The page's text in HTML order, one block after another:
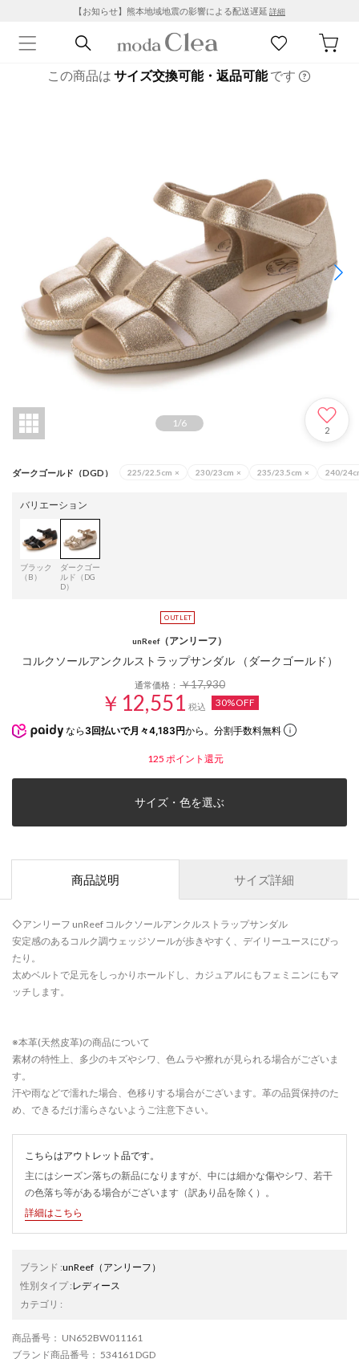
【お知らせ】熊本地域地震の影響による配送遅延 詳細
この商品は サイズ交換可能・返品可能です
1/6
2
ダークゴールド（DGD） 225/22.5cm × 230/23cm × 235/23.5cm × 240/
バリエーション
ブラック
（B）
ダークゴー
ルド（DG
D）
unReef（アンリーフ）
コルクソールアンクルストラップサンダル （ダークゴールド）
通常価格：￥17,930
￥12,551 税込 30%OFF
なら 3回払いで月々4,183円から。分割手数料無料
125 ポイント還元
サイズ・色を選ぶ
商品説明 サイズ詳細
◇アンリーフ unReef コルクソールアンクルストラップサンダル
安定感のあるコルク調ウェッジソールが歩きやすく、デイリーユースにぴっ
たり。
太めベルトで足元をしっかりホールドし、カジュアルにもフェミニンにもマ
ッチします。
※本革(天然皮革)の商品について
素材の特性上、多少のキズやシワ、色ムラや擦れが見られる場合がございま
す。
汗や雨などで濡れた場合、色移りする場合がございます。革の品質保持のた
め、できるだけ濡らさないようご注意下さい。
こちらはアウトレット品です。
主にはシーズン落ちの新品になりますが、中には細かな傷やシワ、若干
の色落ち等がある場合がございます（訳あり品を除く）。
詳細はこちら
ブランド :unReef （アンリーフ）
性別タイプ:レディース
カテゴリ :
商品番号 ： UN652BW011161
ブランド商品番号 ： 534161 DGD